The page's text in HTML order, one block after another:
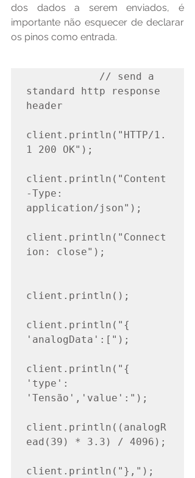
dos dados a serem enviados, é
importante não esquecer de declarar
os pinos como entrada.
standard http response
header
client.println("HTTP/1.
1 200 OK");
client.println("Content
-Type:
application/json");
client.println("Connect
ion: close");
client.println();
client.println("{
'analogData':[");
client.println("{
'type':
'Tensão','value':");
client.println((analogR
ead(39) * 3.3) / 4096);
client.println("},");